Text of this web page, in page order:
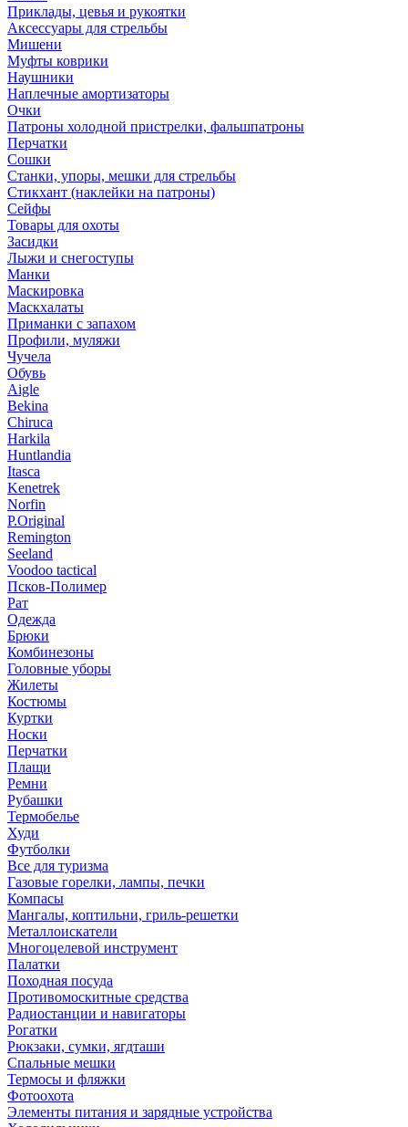
Приклады, цевья и рукоятки
Аксессуары для стрельбы
Мишени
Муфты коврики
Наушники
Наплечные амортизаторы
Очки
Патроны холодной пристрелки, фальшпатроны
Перчатки
Сошки
Станки, упоры, мешки для стрельбы
Стикхант (наклейки на патроны)
Сейфы
Товары для охоты
Засидки
Лыжи и снегоступы
Манки
Маскировка
Маскхалаты
Приманки с запахом
Профили, муляжи
Чучела
Обувь
Aigle
Bekina
Chiruсa
Harkila
Huntlandia
Itasca
Kenetrek
Norfin
P.Original
Remington
Seeland
Voodoo tactical
Псков-Полимер
Рат
Одежда
Брюки
Комбинезоны
Головные уборы
Жилеты
Костюмы
Куртки
Носки
Перчатки
Плащи
Ремни
Рубашки
Термобелье
Худи
Футболки
Все для туризма
Газовые горелки, лампы, печки
Компасы
Мангалы, коптильни, гриль-решетки
Металлоискатели
Многоцелевой инструмент
Палатки
Походная посуда
Противомоскитные средства
Радиостанции и навигаторы
Рогатки
Рюкзаки, сумки, ягдташи
Спальные мешки
Термосы и фляжки
Фотоохота
Элементы питания и зарядные устройства